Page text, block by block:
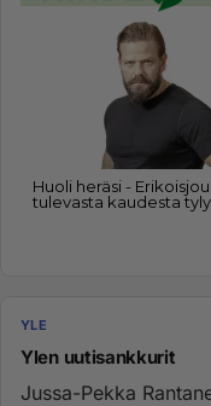
YLE
Ylen uutisankkurit
Jussa-Pekka